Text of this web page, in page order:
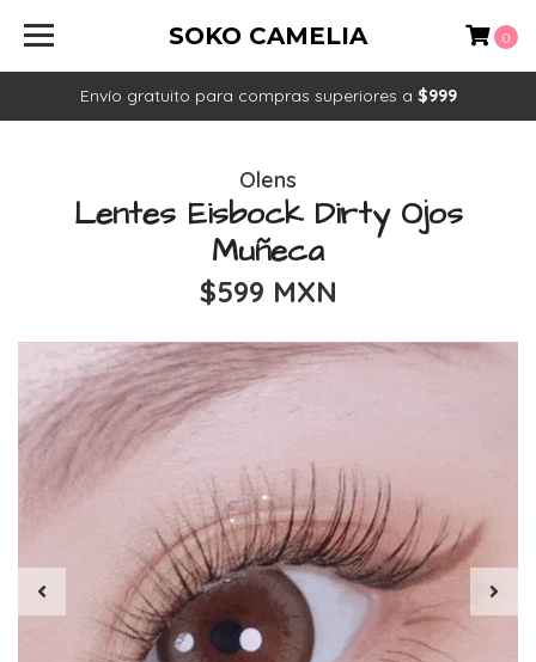
Envío gratuito para compras superiores a $999
SOKO CAMELIA 0
Olens
Lentes Eisbock Dirty Ojos
Muñeca
$599 MXN